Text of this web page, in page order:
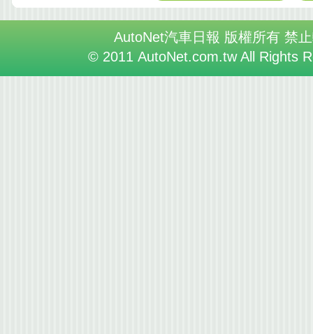
AutoNet汽車日報 版權所有 禁
© 2011 AutoNet.com.tw All Rights